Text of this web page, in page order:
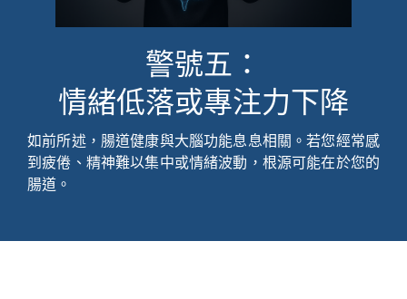
警號五：
情緒低落或專注力下降
如前所述，腸道健康與大腦功能息息相關。若您經常感
到疲倦、精神難以集中或情緒波動，根源可能在於您的
腸道。